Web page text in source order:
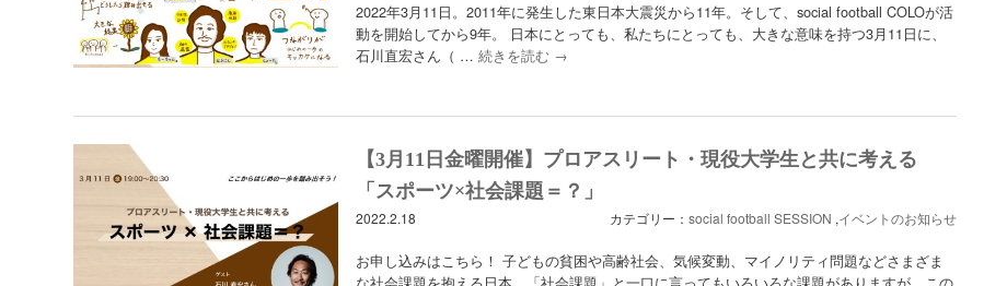
2022年3月11日。2011年に発生した東日本大震災から11年。そして、social football COLOが活
動を開始してから9年。 日本にとっても、私たちにとっても、大きな意味を持つ3月11日に、
石川直宏さん（ …続きを読む →
【3月11日金曜開催】プロアスリート・現役大学生と共に考える
「スポーツ×社会課題＝？」
2022.2.18 カテゴリー： social football SESSION ,イベントのお知らせ
お申し込みはこちら！ 子どもの貧困や高齢社会、気候変動、マイノリティ問題などさまざま
な社会課題を抱える日本。「社会課題」と一口に言ってもいろいろな課題がありますが、この